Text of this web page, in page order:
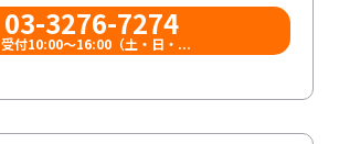
03-3276-7274
受付10:00〜16:00（土・日・...